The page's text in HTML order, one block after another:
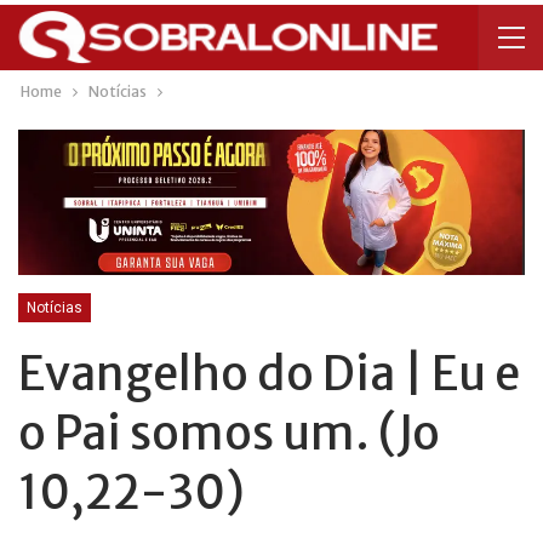
Home Notícias
Notícias
Evangelho do Dia | Eu e
o Pai somos um. (Jo
10,22-30)